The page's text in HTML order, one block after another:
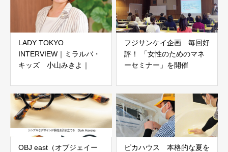
LADY TOKYO
INTERVIEW｜ミラルバ・
キッズ 小山みきよ｜
フジサンケイ企画 毎回好
評！ 「女性のためのマネ
ーセミナー」を開催
OBJ east（オブジェイー
ピカハウス 本格的な夏を